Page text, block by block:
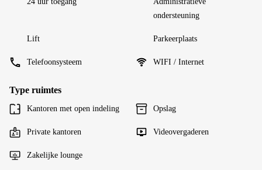
ondersteuning
Lift Parkeerplaats
Telefoonsysteem WIFI / Internet
Type ruimtes
Kantoren met open indeling Opslag
Private kantoren Videovergaderen
Zakelijke lounge